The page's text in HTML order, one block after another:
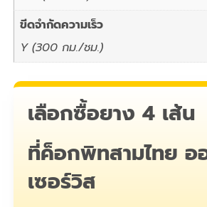
ขีดจำกัดความเร็ว
Y (300 กม./ชม.)
เลือกซื้อยาง 4 เส้น
ที่ค็อกพิทสามไทย อ
เซอร์วิส